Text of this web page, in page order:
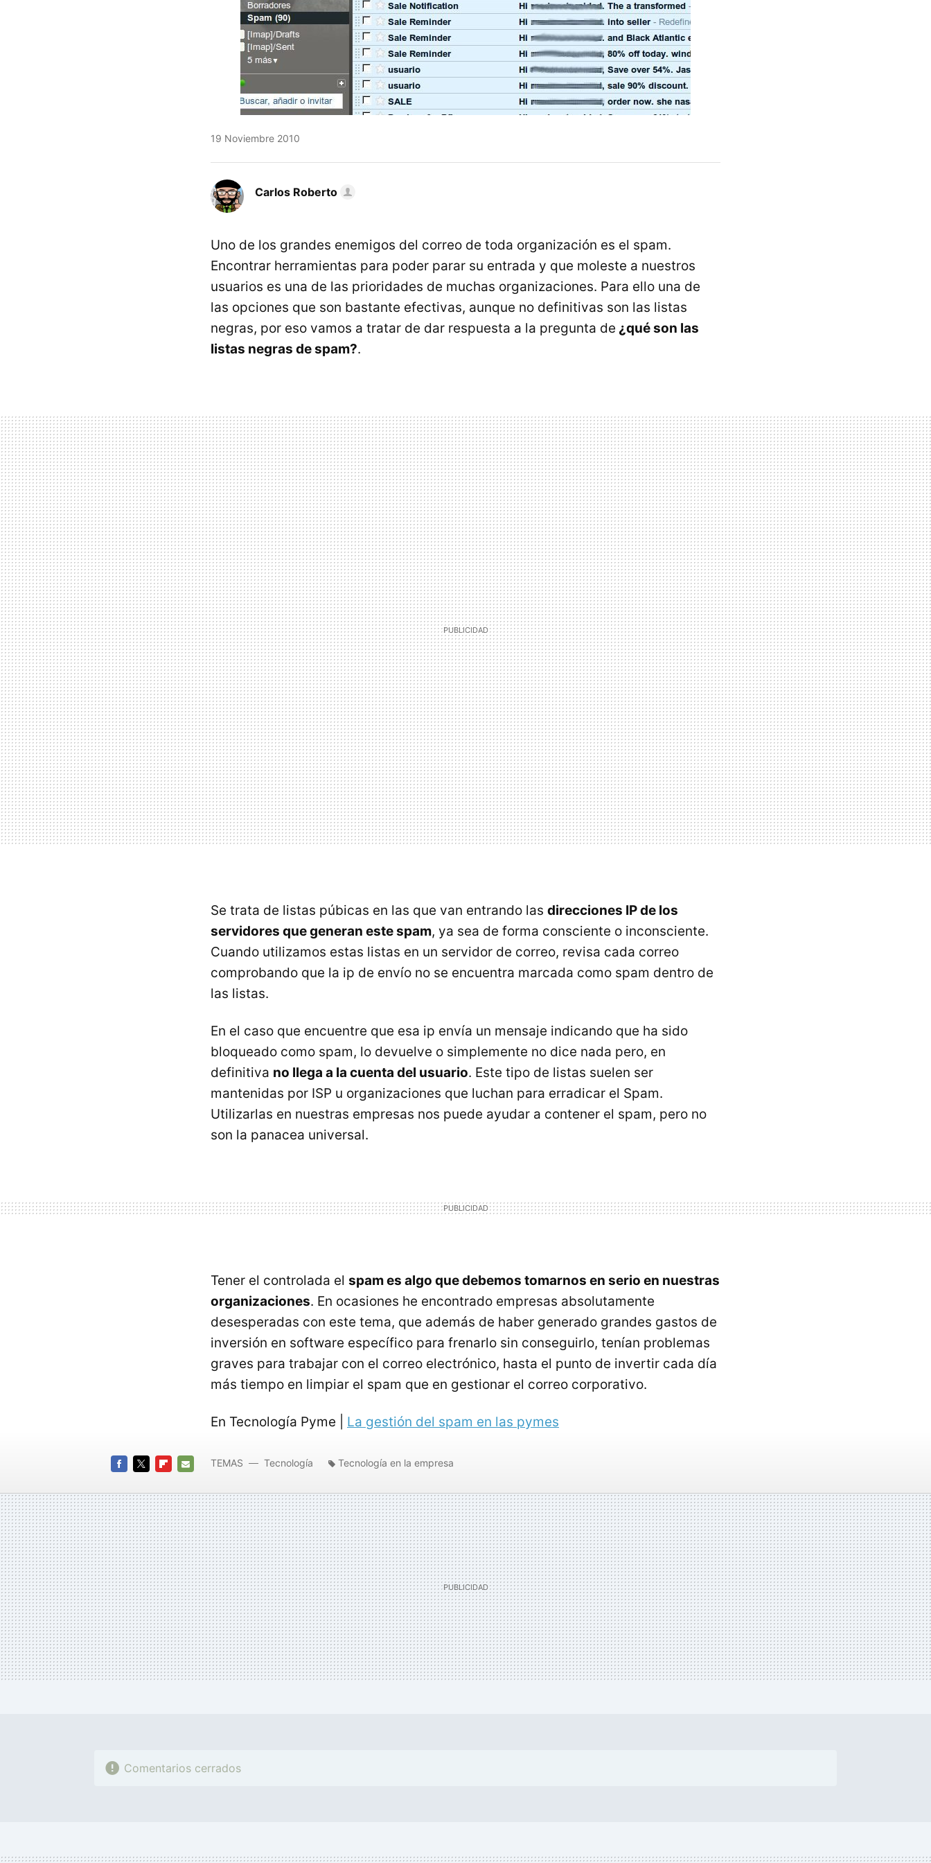
19 Noviembre 2010
Carlos Roberto
Uno de los grandes enemigos del correo de toda organización es el spam.
Encontrar herramientas para poder parar su entrada y que moleste a nuestros
usuarios es una de las prioridades de muchas organizaciones. Para ello una de
las opciones que son bastante efectivas, aunque no definitivas son las listas
negras, por eso vamos a tratar de dar respuesta a la pregunta de ¿qué son las
listas negras de spam?.
Se trata de listas púbicas en las que van entrando las direcciones IP de los
servidores que generan este spam, ya sea de forma consciente o inconsciente.
Cuando utilizamos estas listas en un servidor de correo, revisa cada correo
comprobando que la ip de envío no se encuentra marcada como spam dentro de
las listas.
En el caso que encuentre que esa ip envía un mensaje indicando que ha sido
bloqueado como spam, lo devuelve o simplemente no dice nada pero, en
definitiva no llega a la cuenta del usuario. Este tipo de listas suelen ser
mantenidas por ISP u organizaciones que luchan para erradicar el Spam.
Utilizarlas en nuestras empresas nos puede ayudar a contener el spam, pero no
son la panacea universal.
Tener el controlada el spam es algo que debemos tomarnos en serio en nuestras
organizaciones. En ocasiones he encontrado empresas absolutamente
desesperadas con este tema, que además de haber generado grandes gastos de
inversión en software específico para frenarlo sin conseguirlo, tenían problemas
graves para trabajar con el correo electrónico, hasta el punto de invertir cada día
más tiempo en limpiar el spam que en gestionar el correo corporativo.
En Tecnología Pyme | La gestión del spam en las pymes
MAIL
TEMAS Tecnología Tecnología en la empresa
Comentarios cerrados